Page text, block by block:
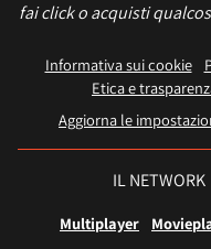
fai click o acquisti
Informativa sui cookie
Etica e
Aggiorna le
IL NETWORK
Multiplayer